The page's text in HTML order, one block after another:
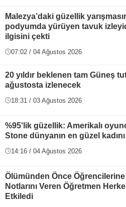
Malezya’daki güzellik
podyumda yürüyen tavuk
ilgisini çekti
07:02 / 04 Ağustos 2026
20 yıldır beklenen tam Güneş
ağustosta izlenecek
18:31 / 03 Ağustos 2026
%95'lik güzellik: Amerikalı
Stone dünyanın en güzel
14:16 / 04 Ağustos 2026
Ölümünden Önce
Notlarını Veren Öğretmen
Etkiledi